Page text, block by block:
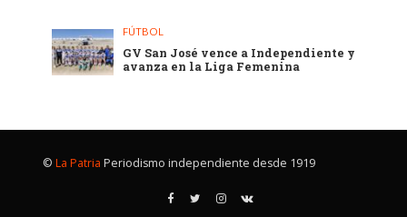
FÚTBOL
GV San José vence a Independiente y
avanza en la Liga Femenina
© La Patria Periodismo independiente desde 1919